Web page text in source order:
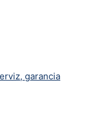
garancia